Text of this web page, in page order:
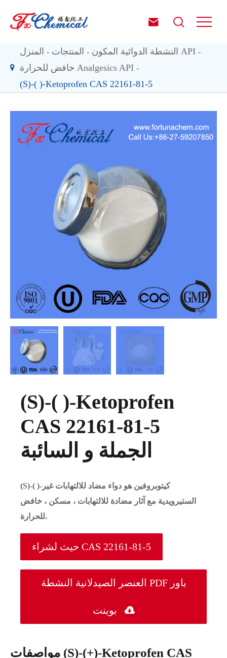
 
المنزل المنتجات
النشطة الدوائية المكون API
خافض للحرارة Analgesics API
(S)-( )-Ketoprofen CAS 22161-81-5
(S)-( )-Ketoprofen
CAS 22161-81-5
الجملة و السائبة
(S)-( )-كيتوبروفين هو دواء مضاد للالتهابات غير
الستيرويدية مع آثار مضادة للالتهابات ، مسكن ، خافض
للحرارة.
حيث لشراء CAS 22161-81-5
العنصر الصيدلانية النشطة PDF باور
بوينت 
مواصفات (S)-(+)-Ketoprofen CAS